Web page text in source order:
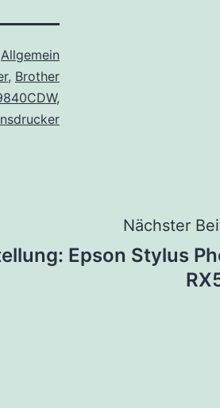
Allgemein
, Brother
,
Nächster
Epson Stylus